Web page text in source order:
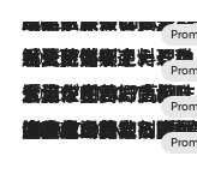
2026.7.31
【ホテル帰省】という選択肢をOMOが提案。家族とほどよい距離を保つには「昼は実家、夜は気兼ねなくホテルで！」
2026.7.24
【夏限定ディナーコース】旬を迎える稚鮎や花ズッキーニなどをイタリア・トスカーナの郷土料理の手法で満喫！
2026.7.17
「土佐和ハーブかき氷」がOMO7高知に登場！生姜、山椒、大葉など目にも舌にも涼を呼ぶ郷土の味
2026.7.10
NEW OPEN！【界 草津】名湯の地に誕生。趣の異なる2種の温泉と上州ならではの会席・蕎麦割烹など美食を味わう究極の癒やし旅